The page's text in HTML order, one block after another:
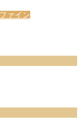
ァイン